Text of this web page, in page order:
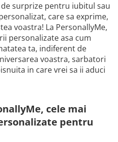
surprize pentru iubitul sau
care sa exprime,
voastra! La PersonallyMe,
personalizate asa cum
ta, indiferent de
voastra, sarbatori
in care vrei sa ii aduci
cele mai
pentru